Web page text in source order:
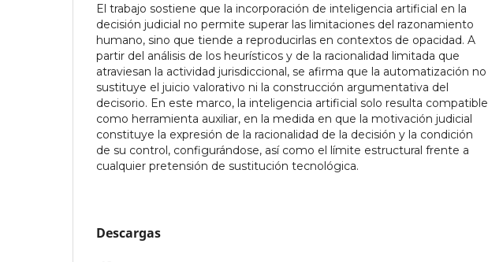
El trabajo sostiene que la incorporación de inteligencia artificial en la
decisión judicial no permite superar las limitaciones del razonamiento
humano, sino que tiende a reproducirlas en contextos de opacidad. A
partir del análisis de los heurísticos y de la racionalidad limitada que
atraviesan la actividad jurisdiccional, se afirma que la automatización no
sustituye el juicio valorativo ni la construcción argumentativa del
decisorio. En este marco, la inteligencia artificial solo resulta compatible
como herramienta auxiliar, en la medida en que la motivación judicial
constituye la expresión de la racionalidad de la decisión y la condición
de su control, configurándose, así como el límite estructural frente a
cualquier pretensión de sustitución tecnológica.
Descargas